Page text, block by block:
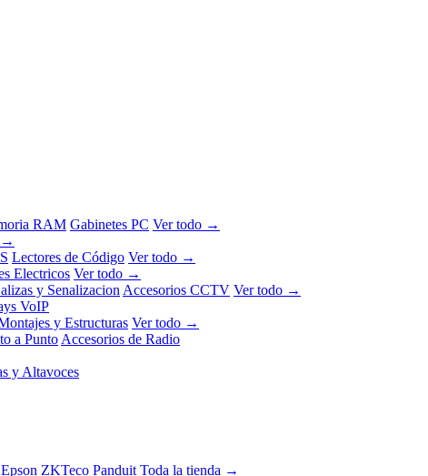
RAM Gabinetes PC Ver todo →
→
Lectores de Código Ver todo →
Electricos Ver todo →
y Senalizacion Accesorios CCTV Ver todo →
VoIP
y Estructuras Ver todo →
a Punto Accesorios de Radio
y Altavoces
Epson ZKTeco Panduit Toda la tienda →